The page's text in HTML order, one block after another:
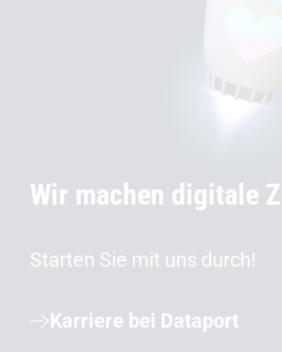
Wir machen digitale
Starten Sie mit uns durch!
Karriere bei Dataport